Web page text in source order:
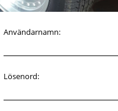
Användarnamn:
Lösenord: